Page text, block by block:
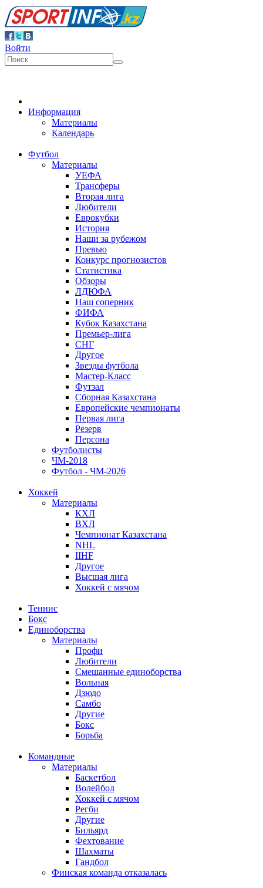
Войти
Информация
Материалы
Календарь
Футбол
Материалы
УЕФА
Трансферы
Вторая лига
Любители
Еврокубки
История
Наши за рубежом
Превью
Конкурс прогнозистов
Статистика
Обзоры
ЛДЮФА
Наш соперник
ФИФА
Кубок Казахстана
Премьер-лига
СНГ
Другое
Звезды футбола
Мастер-Класс
Футзал
Сборная Казахстана
Европейские чемпионаты
Первая лига
Резерв
Персона
Футболисты
ЧМ-2018
Футбол - ЧМ-2026
Хоккей
Материалы
КХЛ
ВХЛ
Чемпионат Казахстана
NHL
IIHF
Другое
Высшая лига
Хоккей с мячом
Теннис
Бокс
Единоборства
Материалы
Профи
Любители
Смешанные единоборства
Вольная
Дзюдо
Самбо
Другие
Бокс
Борьба
Командные
Материалы
Баскетбол
Волейбол
Хоккей с мячом
Регби
Другие
Бильярд
Фехтование
Шахматы
Гандбол
Финская команда отказалась